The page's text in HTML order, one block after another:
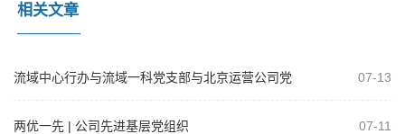
相关文章
流域中心行办与流域一科党支部与北京运营公司党
07-13
两优一先 | 公司先进基层党组织 07-11